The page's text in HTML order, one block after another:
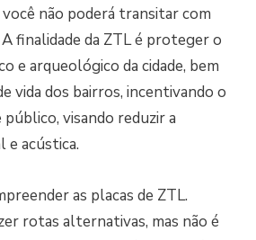
não poderá transitar com
finalidade da ZTL é proteger o
e arqueológico da cidade, bem
vida dos bairros, incentivando o
visando reduzir a
e acústica.
as placas de ZTL.
rotas alternativas, mas não é